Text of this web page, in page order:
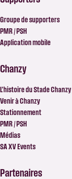
Groupe de supporters
PMR / PSH
Application mobile
Chanzy
L’histoire du Stade Chanzy
Venir à Chanzy
Stationnement
PMR / PSH
Médias
SA XV Events
Partenaires